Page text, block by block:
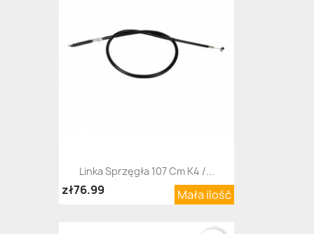
Linka Sprzęgła 107 Cm K4 /...
Mała ilość
zł76.99